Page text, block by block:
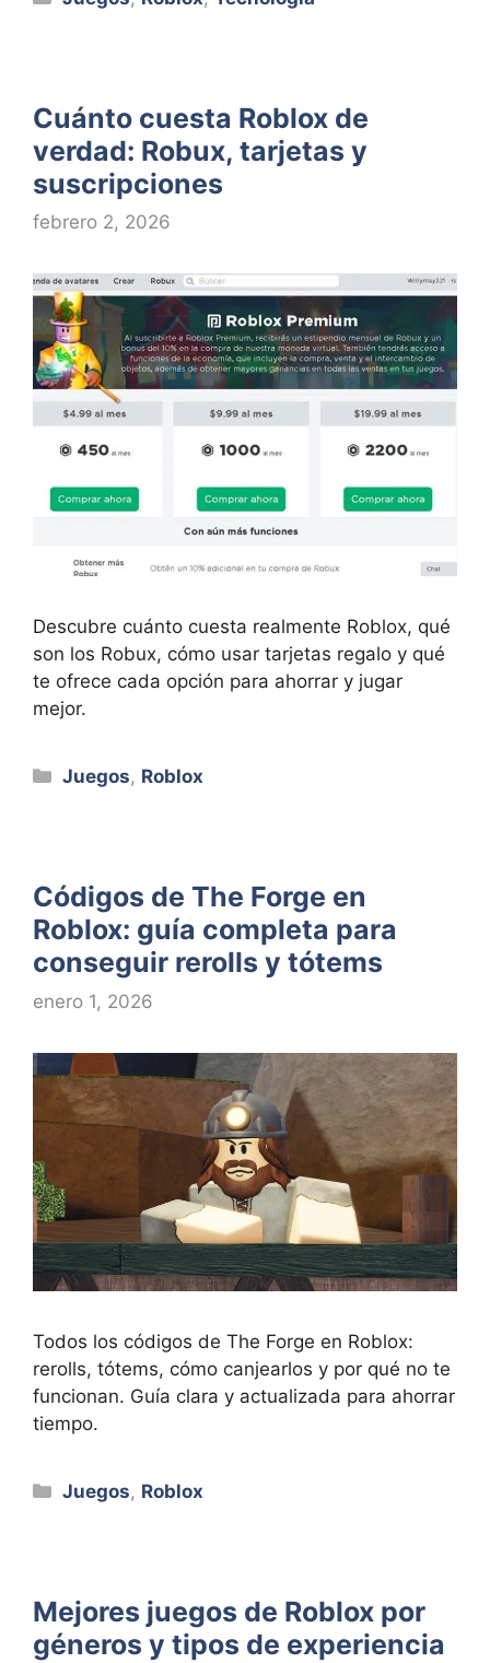
Cuánto cuesta Roblox de
verdad: Robux, tarjetas y
suscripciones
febrero 2, 2026
Descubre cuánto cuesta realmente Roblox, qué
son los Robux, cómo usar tarjetas regalo y qué
te ofrece cada opción para ahorrar y jugar
mejor.
Categorías
Juegos, Roblox
Códigos de The Forge en
Roblox: guía completa para
conseguir rerolls y tótems
enero 1, 2026
Todos los códigos de The Forge en Roblox:
rerolls, tótems, cómo canjearlos y por qué no te
funcionan. Guía clara y actualizada para ahorrar
tiempo.
Categorías
Juegos, Roblox
Mejores juegos de Roblox por
géneros y tipos de experiencia